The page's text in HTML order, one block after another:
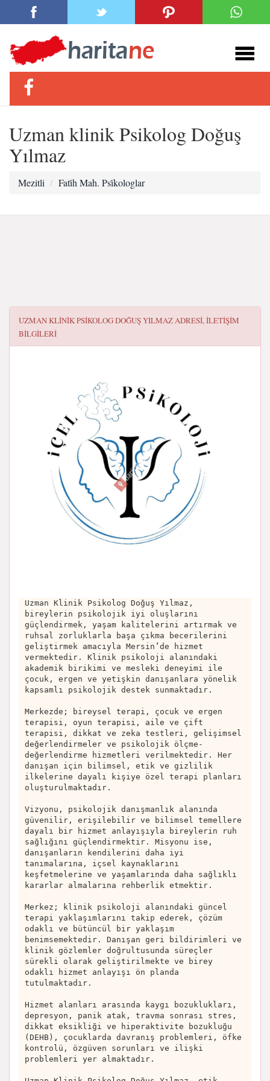
Uzman klinik Psikolog Doğuş
Yılmaz
Mezitli Fati̇h Mah. Psi̇kologlar
UZMAN KLINIK PSIKOLOG DOĞUŞ YILMAZADRESI, ILETIŞIM
BILGILERI
Uzman Klinik Psikolog Doğuş Yılmaz,
bireylerin psikolojik iyi oluşlarını
güçlendirmek, yaşam kalitelerini artırmak ve
ruhsal zorluklarla başa çıkma becerilerini
geliştirmek amacıyla Mersin’de hizmet
vermektedir. Klinik psikoloji alanındaki
akademik birikimi ve mesleki deneyimi ile
çocuk, ergen ve yetişkin danışanlara yönelik
kapsamlı psikolojik destek sunmaktadır.
Merkezde; bireysel terapi, çocuk ve ergen
terapisi, oyun terapisi, aile ve çift
terapisi, dikkat ve zeka testleri, gelişimsel
değerlendirmeler ve psikolojik ölçme-
değerlendirme hizmetleri verilmektedir. Her
danışan için bilimsel, etik ve gizlilik
ilkelerine dayalı kişiye özel terapi planları
oluşturulmaktadır.
Vizyonu, psikolojik danışmanlık alanında
güvenilir, erişilebilir ve bilimsel temellere
dayalı bir hizmet anlayışıyla bireylerin ruh
sağlığını güçlendirmektir. Misyonu ise,
danışanların kendilerini daha iyi
tanımalarına, içsel kaynaklarını
keşfetmelerine ve yaşamlarında daha sağlıklı
kararlar almalarına rehberlik etmektir.
Merkez; klinik psikoloji alanındaki güncel
terapi yaklaşımlarını takip ederek, çözüm
odaklı ve bütüncül bir yaklaşım
benimsemektedir. Danışan geri bildirimleri ve
klinik gözlemler doğrultusunda süreçler
sürekli olarak geliştirilmekte ve birey
odaklı hizmet anlayışı ön planda
tutulmaktadır.
Hizmet alanları arasında kaygı bozuklukları,
depresyon, panik atak, travma sonrası stres,
dikkat eksikliği ve hiperaktivite bozukluğu
(DEHB), çocuklarda davranış problemleri, öfke
kontrolü, özgüven sorunları ve ilişki
problemleri yer almaktadır.